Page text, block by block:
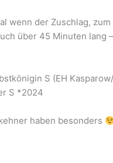
wenn der Zuschlag,
über 45 Minuten
S (EH
S *2024
haben besonders